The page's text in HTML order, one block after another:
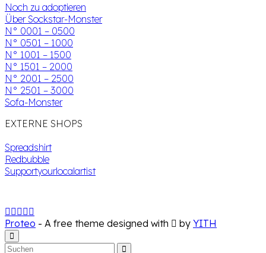
Noch zu adoptieren
Über Sockstar-Monster
N° 0001 – 0500
N° 0501 – 1000
N° 1001 – 1500
N° 1501 – 2000
N° 2001 – 2500
N° 2501 – 3000
Sofa-Monster
EXTERNE SHOPS
Spreadshirt
Redbubble
Supportyourlocalartist
Proteo - A free theme designed with by YITH